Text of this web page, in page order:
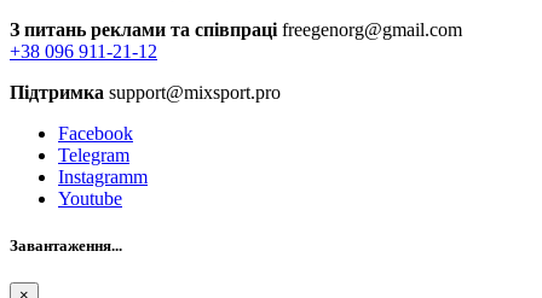
З питань реклами та співпраці freegenorg@gmail.com
+38 096 911-21-12
Підтримка support@mixsport.pro
Facebook
Telegram
Instagramm
Youtube
Завантаження...